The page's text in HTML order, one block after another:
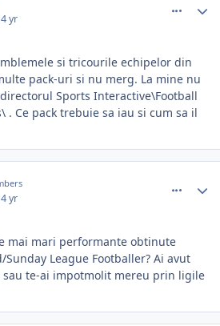
yr
si tricourile echipelor din
pack-uri si nu merg. La mine nu
Sports Interactive\Football
. Ce pack trebuie sa iau si cum sa il
yr
mai mari performante obtinute
League Footballer? Ai avut
te-ai impotmolit mereu prin ligile